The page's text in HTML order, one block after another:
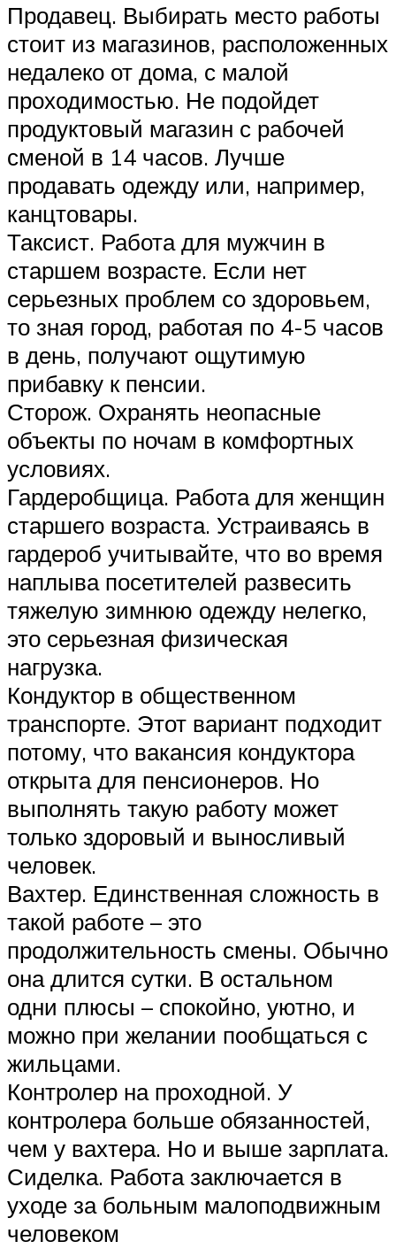
Продавец. Выбирать место работы
стоит из магазинов, расположенных
недалеко от дома, с малой
проходимостью. Не подойдет
продуктовый магазин с рабочей
сменой в 14 часов. Лучше
продавать одежду или, например,
канцтовары.
Таксист. Работа для мужчин в
старшем возрасте. Если нет
серьезных проблем со здоровьем,
то зная город, работая по 4-5 часов
в день, получают ощутимую
прибавку к пенсии.
Сторож. Охранять неопасные
объекты по ночам в комфортных
условиях.
Гардеробщица. Работа для женщин
старшего возраста. Устраиваясь в
гардероб учитывайте, что во время
наплыва посетителей развесить
тяжелую зимнюю одежду нелегко,
это серьезная физическая
нагрузка.
Кондуктор в общественном
транспорте. Этот вариант подходит
потому, что вакансия кондуктора
открыта для пенсионеров. Но
выполнять такую работу может
только здоровый и выносливый
человек.
Вахтер. Единственная сложность в
такой работе – это
продолжительность смены. Обычно
она длится сутки. В остальном
одни плюсы – спокойно, уютно, и
можно при желании пообщаться с
жильцами.
Контролер на проходной. У
контролера больше обязанностей,
чем у вахтера. Но и выше зарплата.
Сиделка. Работа заключается в
уходе за больным малоподвижным
человеком